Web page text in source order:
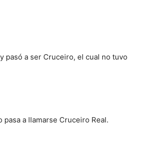
pasó a ser Cruceiro, el cual no tuvo
a llamarse Cruceiro Real.